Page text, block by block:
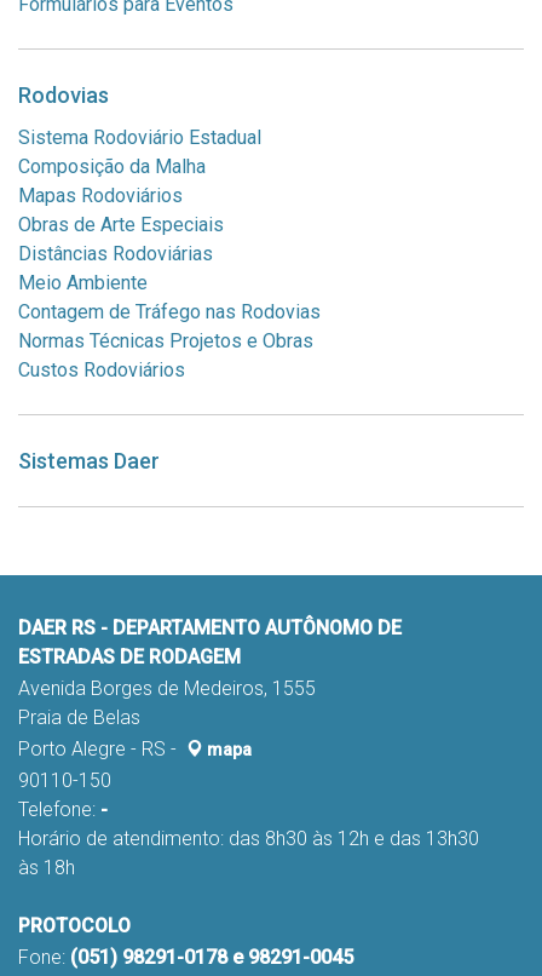
Rodovias
Sistema Rodoviário Estadual
Composição da Malha
Mapas Rodoviários
Obras de Arte Especiais
Distâncias Rodoviárias
Meio Ambiente
Contagem de Tráfego nas Rodovias
Normas Técnicas Projetos e Obras
Custos Rodoviários
Sistemas Daer
DAER RS - DEPARTAMENTO AUTÔNOMO DE
ESTRADAS DE RODAGEM
Avenida Borges de Medeiros, 1555
Praia de Belas
Porto Alegre - RS -
mapa
90110-150
Telefone: -
Horário de atendimento: das 8h30 às 12h e das 13h30
às 18h
PROTOCOLO
Fone: (051) 98291-0178 e 98291-0045